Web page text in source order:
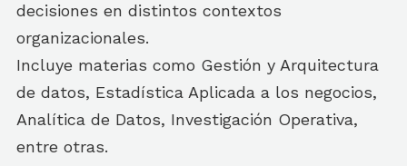
decisiones en distintos contextos
organizacionales.
Incluye materias como Gestión y Arquitectura
de datos, Estadística Aplicada a los negocios,
Analítica de Datos, Investigación Operativa,
entre otras.